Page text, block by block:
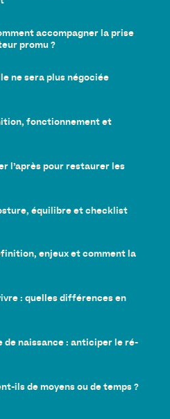
accompagner la prise
promu ?
ne sera plus négociée
fonctionnement et
l’après pour restaurer les
équilibre et checklist
enjeux et comment la
: quelles différences en
de naissance : anticiper le ré-
ils de moyens ou de temps ?